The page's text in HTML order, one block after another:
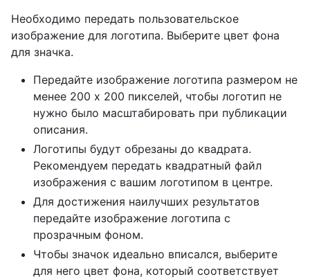
Необходимо передать пользовательское
изображение для логотипа. Выберите цвет фона
для значка.
Передайте изображение логотипа размером не
менее 200 x 200 пикселей, чтобы логотип не
нужно было масштабировать при публикации
описания.
Логотипы будут обрезаны до квадрата.
Рекомендуем передать квадратный файл
изображения с вашим логотипом в центре.
Для достижения наилучших результатов
передайте изображение логотипа с
прозрачным фоном.
Чтобы значок идеально вписался, выберите
для него цвет фона, который соответствует